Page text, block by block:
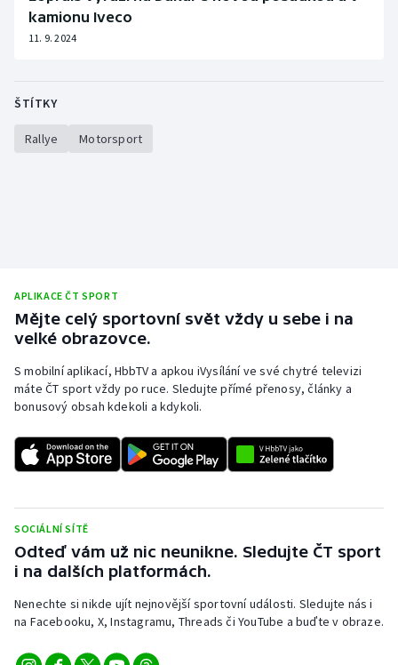
kamionu Iveco
11. 9. 2024
ŠTÍTKY
Rallye Motorsport
APLIKACE ČT SPORT
Mějte celý sportovní svět vždy u sebe i na
velké obrazovce.
S mobilní aplikací, HbbTV a apkou iVysílání ve své chytré televizi
máte ČT sport vždy po ruce. Sledujte přímé přenosy, články a
bonusový obsah kdekoli a kdykoli.
SOCIÁLNÍ SÍTĚ
Odteď vám už nic neunikne. Sledujte ČT sport
i na dalších platformách.
Nenechte si nikde ujít nejnovější sportovní události. Sledujte nás i
na Facebooku, X, Instagramu, Threads či YouTube a buďte v obraze.